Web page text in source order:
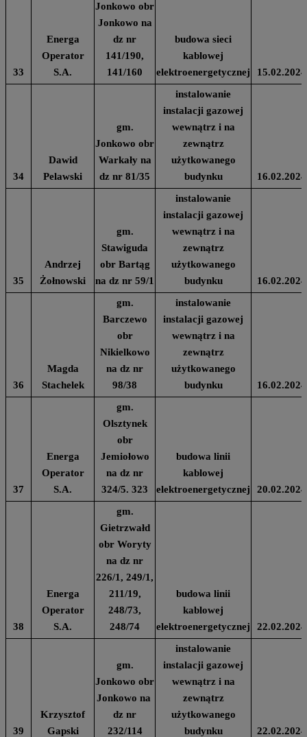
33
Energa
Operator
S.A.
Jonkowo obr
Jonkowo na
dz nr
141/190,
141/160
budowa sieci
kablowej
elektroenergetycznej
15.02.2024
34
Dawid
Pelawski
gm.
Jonkowo obr
Warkały na
dz nr 81/35
instalowanie
instalacji gazowej
wewnątrz i na
zewnątrz
użytkowanego
budynku
16.02.2024
35
Andrzej
Żołnowski
gm.
Stawiguda
obr Bartąg
na dz nr 59/1
instalowanie
instalacji gazowej
wewnątrz i na
zewnątrz
użytkowanego
budynku
16.02.2024
36
Magda
Stachelek
gm.
Barczewo
obr
Nikielkowo
na dz nr
98/38
instalowanie
instalacji gazowej
wewnątrz i na
zewnątrz
użytkowanego
budynku
16.02.2024
37
Energa
Operator
S.A.
gm.
Olsztynek
obr
Jemiołowo
na dz nr
324/5. 323
budowa linii
kablowej
elektroenergetycznej
20.02.2024
38
Energa
Operator
S.A.
gm.
Gietrzwałd
obr Woryty
na dz nr
226/1, 249/1,
211/19,
248/73,
248/74
budowa linii
kablowej
elektroenergetycznej
22.02.2024
39
Krzysztof
Gapski
gm.
Jonkowo obr
Jonkowo na
dz nr
232/114
instalowanie
instalacji gazowej
wewnątrz i na
zewnątrz
użytkowanego
budynku
22.02.2024